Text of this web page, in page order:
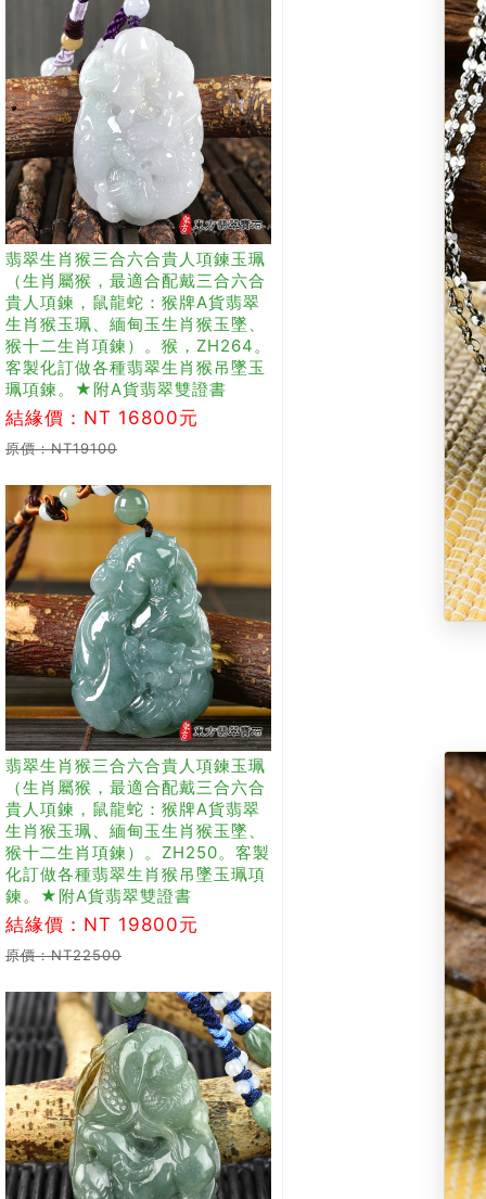
翡翠生肖猴三合六合貴人項鍊玉珮
（生肖屬猴，最適合配戴三合六合
貴人項鍊，鼠龍蛇：猴牌A貨翡翠
生肖猴玉珮、緬甸玉生肖猴玉墜、
猴十二生肖項鍊）。猴，ZH264。
客製化訂做各種翡翠生肖猴吊墜玉
珮項鍊。★附A貨翡翠雙證書
結緣價：NT 16800元
原價：NT19100
翡翠生肖猴三合六合貴人項鍊玉珮
（生肖屬猴，最適合配戴三合六合
貴人項鍊，鼠龍蛇：猴牌A貨翡翠
生肖猴玉珮、緬甸玉生肖猴玉墜、
猴十二生肖項鍊）。ZH250。客製
化訂做各種翡翠生肖猴吊墜玉珮項
鍊。★附A貨翡翠雙證書
結緣價：NT 19800元
原價：NT22500